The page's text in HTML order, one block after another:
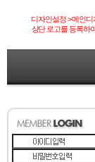
디자인설정 > 메인
상단 로고를 등록하